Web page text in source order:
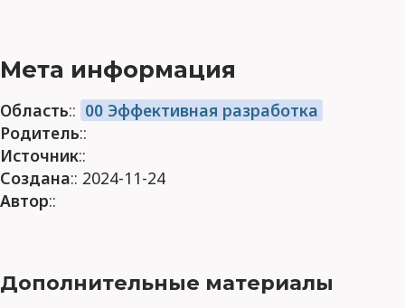
Мета информация
Область:: 00 Эффективная разработка
Родитель::
Источник::
Создана:: 2024-11-24
Автор::
Дополнительные материалы